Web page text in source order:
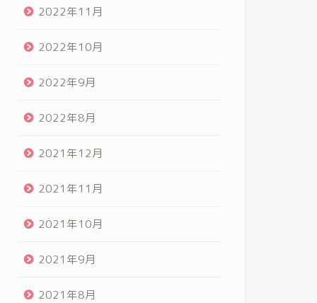
2022年11月
2022年10月
2022年9月
2022年8月
2021年12月
2021年11月
2021年10月
2021年9月
2021年8月